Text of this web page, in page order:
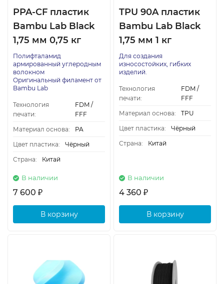
PPA-CF пластик
Bambu Lab Black
1,75 мм 0,75 кг
Полифталамид
армированный углеродным
волокном
Оригинальный филамент от
Bambu Lab
Технология
печати:
FDM /
FFF
Материал основа:
PA
Цвет пластика:
Чёрный
Страна:
Китай
В наличии
7 600 ₽
В корзину
TPU 90A пластик
Bambu Lab Black
1,75 мм 1 кг
Для создания
износостойких, гибких
изделий.
Технология
печати:
FDM /
FFF
Материал основа:
TPU
Цвет пластика:
Чёрный
Страна:
Китай
В наличии
4 360 ₽
В корзину